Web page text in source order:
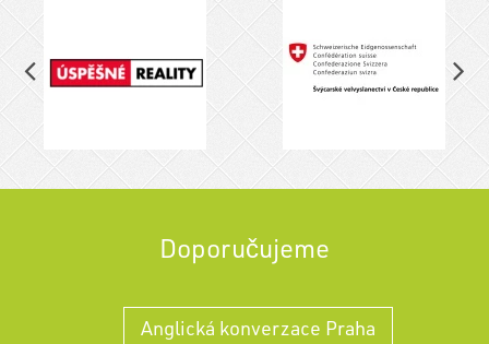
Doporučujeme
Anglická konverzace Praha